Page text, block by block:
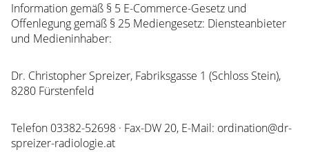
Information gemäß § 5 E-Commerce-Gesetz und
Offenlegung gemäß § 25 Mediengesetz: Diensteanbieter
und Medieninhaber:
Dr. Christopher Spreizer, Fabriksgasse 1 (Schloss Stein),
8280 Fürstenfeld
Telefon 03382-52698 · Fax-DW 20, E-Mail: ordination@dr-
spreizer-radiologie.at